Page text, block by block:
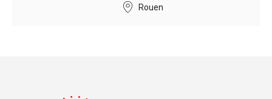
Rouen